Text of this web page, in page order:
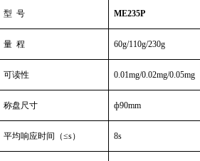
型 号 ME235P
量 程 60g/110g/230g
可读性 0.01mg/0.02mg/0.05mg
称盘尺寸 ф90mm
平均响应时间（≤s） 8s